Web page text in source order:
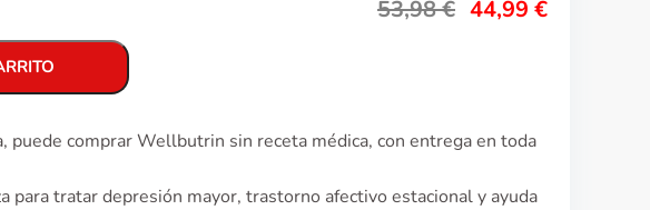
53,98€ 44,99 €
puede comprar Wellbutrin sin receta médica, con entrega en toda
para tratar depresión mayor, trastorno afectivo estacional y ayuda